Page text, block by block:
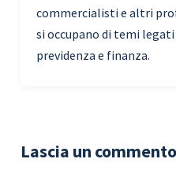
commercialisti e altri
si occupano di temi
previdenza e finanza.
Lascia un commento